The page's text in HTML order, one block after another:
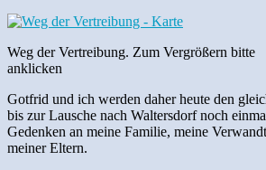
Weg der Vertreibung. Zum Vergrößern bitte
anklicken
Gotfrid und ich werden daher heute den
bis zur Lausche nach Waltersdorf noch
Gedenken an meine Familie, meine
meiner Eltern.